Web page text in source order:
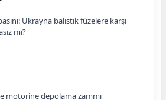
Ukrayna balistik füzelere karşı
mı?
motorine depolama zammı